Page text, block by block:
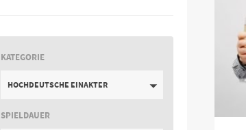
KATEGORIE
HOCHDEUTSCHE EINAKTER
SPIELDAUER